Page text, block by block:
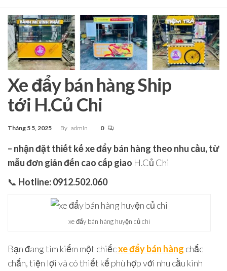
Xe đẩy bán hàng Ship
tới H.Củ Chi
Tháng 5 5, 2025 By admin 0
– nhận đặt thiết kế xe đẩy bán hàng theo nhu cầu, từ
mẫu đơn giản đến cao cấp giao H.Củ Chi
📞 Hotline: 0912.502.060
xe đẩy bán hàng huyện củ chi
Bạn đang tìm kiếm một chiếcxe đẩy bán hàng chắc
chắn, tiện lợi và có thiết kế phù hợp với nhu cầu kinh